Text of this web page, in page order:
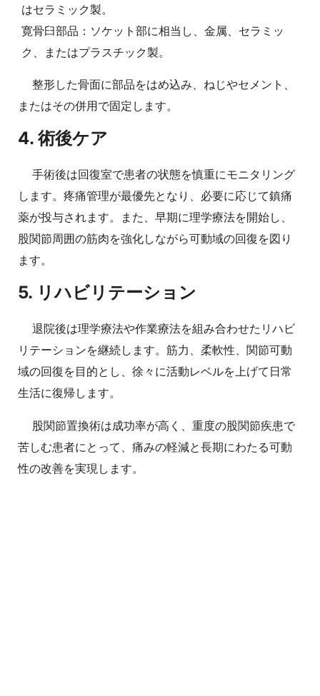
はセラミック製。
寛骨臼部品：ソケット部に相当し、金属、セラミッ
ク、またはプラスチック製。
整形した骨面に部品をはめ込み、ねじやセメント、
またはその併用で固定します。
4. 術後ケア
手術後は回復室で患者の状態を慎重にモニタリング
します。疼痛管理が最優先となり、必要に応じて鎮痛
薬が投与されます。また、早期に理学療法を開始し、
股関節周囲の筋肉を強化しながら可動域の回復を図り
ます。
5. リハビリテーション
退院後は理学療法や作業療法を組み合わせたリハビ
リテーションを継続します。筋力、柔軟性、関節可動
域の回復を目的とし、徐々に活動レベルを上げて日常
生活に復帰します。
股関節置換術は成功率が高く、重度の股関節疾患で
苦しむ患者にとって、痛みの軽減と長期にわたる可動
性の改善を実現します。